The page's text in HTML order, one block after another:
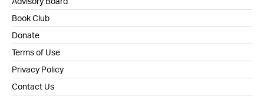
Book Club
Donate
Terms of Use
Privacy Policy
Contact Us